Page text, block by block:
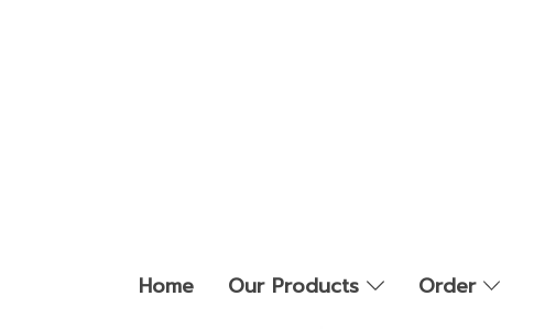
Home Our Products Order